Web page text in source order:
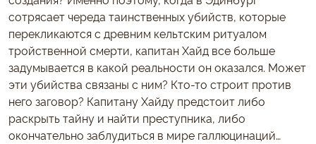
сотрясает череда таинственных убийств, которые
перекликаются с древним кельтским ритуалом
тройственной смерти, капитан Хайд все больше
задумывается в какой реальности он оказался. Может
эти убийства связаны с ним? Кто-то строит против
него заговор? Капитану Хайду предстоит либо
раскрыть тайну и найти преступника, либо
окончательно заблудиться в мире галлюцинаций…